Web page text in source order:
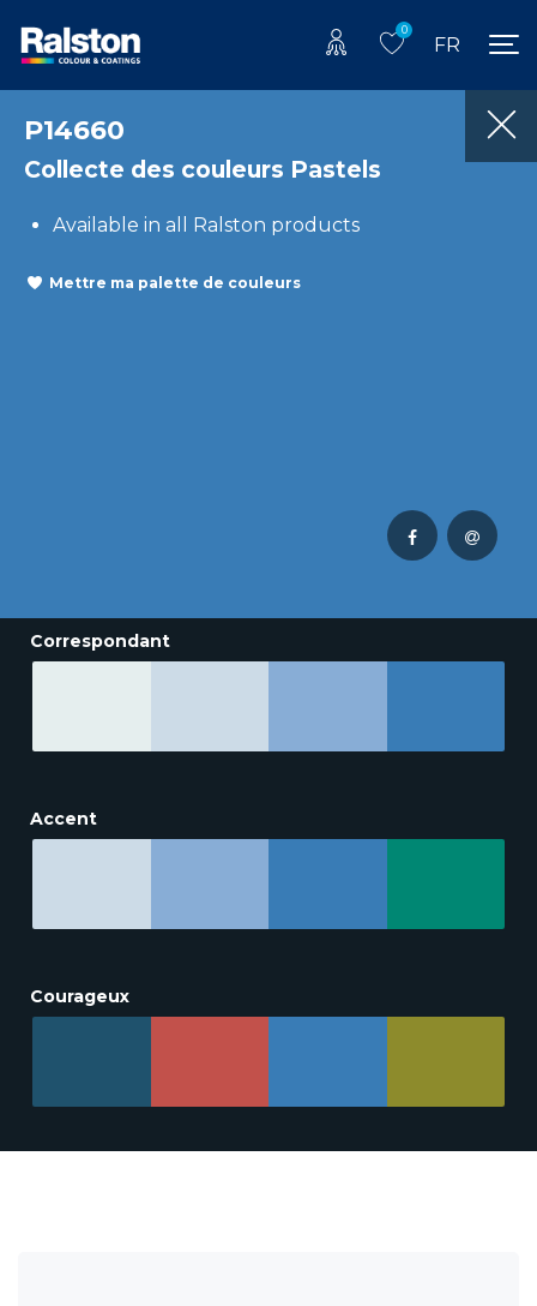
0
FR
P14660
Collecte des couleurs Pastels
Available in all Ralston products
Mettre ma palette de couleurs
Correspondant
Accent
Courageux